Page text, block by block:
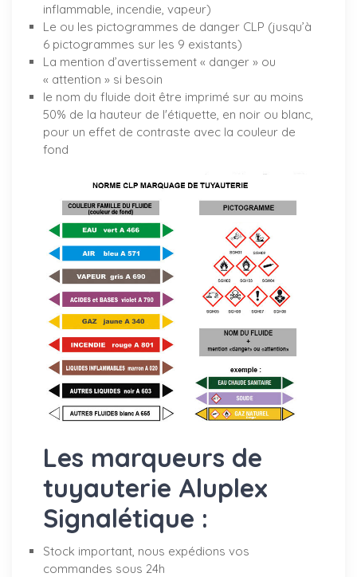
inflammable, incendie, vapeur)
Le ou les pictogrammes de danger CLP (jusqu’à
6 pictogrammes sur les 9 existants)
La mention d’avertissement « danger » ou
« attention » si besoin
le nom du fluide doit être imprimé sur au moins
50% de la hauteur de l'étiquette, en noir ou blanc,
pour un effet de contraste avec la couleur de
fond
Les marqueurs de
tuyauterie Aluplex
Signalétique :
Stock important, nous expédions vos
commandes sous 24h